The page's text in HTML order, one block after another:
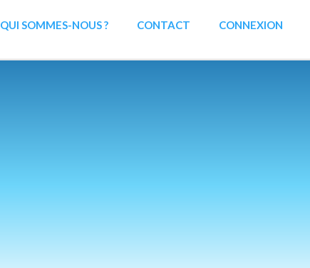
QUI SOMMES-NOUS ? CONTACT CONNEXION